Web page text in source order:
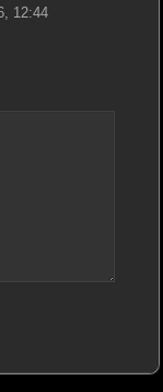
12:44